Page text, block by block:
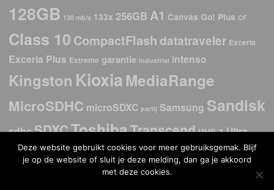
128GB 130 mb/s 133x 256GB A1 Canvas Go! Plus CF
Class 10 CompactFlash datatraveler Exceria
Exceria Plus Extreme garantie Industrial intenso
Kingston Kioxia MediaRange
MicroSDHC microSDXC partij Samsung Sandisk
sdhcSDXCToshibaTranscend UHS-1 Ultra
USB-C USb 2.0USB 3.0 USB 3.1 USB 3.2USB
Deze website gebruikt cookies voor meer gebruiksgemak. Blijf
je op de website of sluit je deze melding, dan ga je akkoord
met deze cookies.